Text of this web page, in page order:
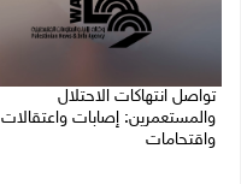
تواصل انتهاكات الاحتلال
والمستعمرين: إصابات واعتقالات
واقتحامات